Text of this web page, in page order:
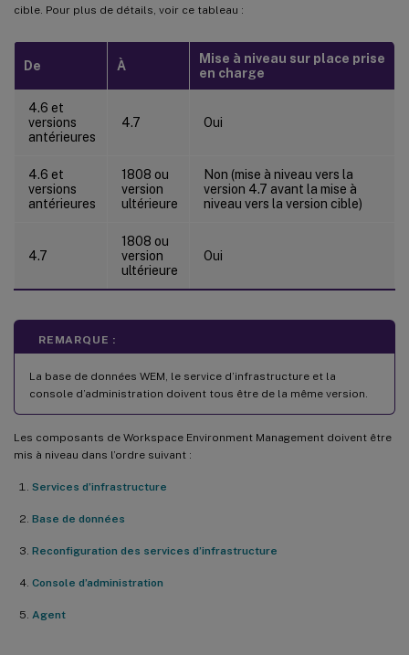
cible. Pour plus de détails, voir ce tableau :
De À
Mise à niveau sur place prise
en charge
4.6 et
versions
antérieures
4.7 Oui
4.6 et
versions
antérieures
1808 ou
version
ultérieure
Non (mise à niveau vers la
version 4.7 avant la mise à
niveau vers la version cible)
4.7
1808 ou
version
ultérieure
Oui
REMARQUE :
La base de données WEM, le service d’infrastructure et la
console d’administration doivent tous être de la même version.
Les composants de Workspace Environment Management doivent être
mis à niveau dans l’ordre suivant :
Services d’infrastructure
Base de données
Reconfiguration des services d’infrastructure
Console d’administration
Agent